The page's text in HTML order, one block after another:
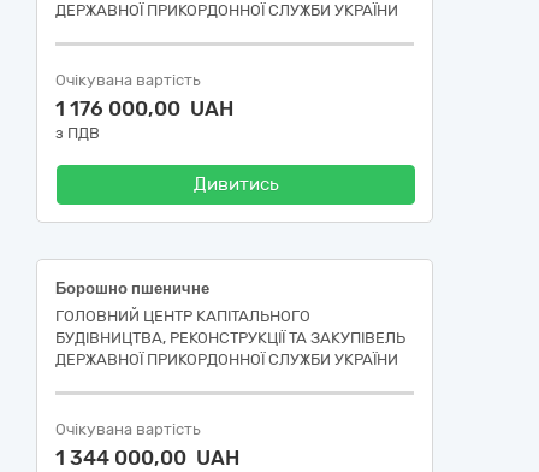
ДЕРЖАВНОЇ ПРИКОРДОННОЇ СЛУЖБИ УКРАЇНИ
Очікувана вартість
1 176 000,00 UAH
з ПДВ
Дивитись
Борошно пшеничне
ГОЛОВНИЙ ЦЕНТР КАПІТАЛЬНОГО
БУДІВНИЦТВА, РЕКОНСТРУКЦІЇ ТА ЗАКУПІВЕЛЬ
ДЕРЖАВНОЇ ПРИКОРДОННОЇ СЛУЖБИ УКРАЇНИ
Очікувана вартість
1 344 000,00 UAH